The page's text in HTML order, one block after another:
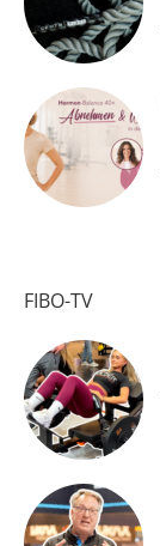
FIBO-TV